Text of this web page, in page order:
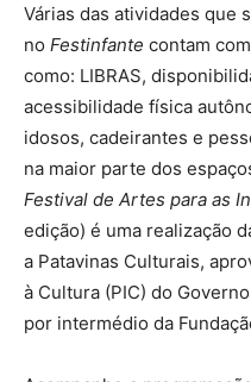
Várias das atividades que
no Festinfante contam
como: LIBRAS,
acessibilidade física
idosos, cadeirantes e
na maior parte dos
Festival de Artes para as
edição) é uma realização
a Patavinas Culturais,
à Cultura (PIC) do
por intermédio da